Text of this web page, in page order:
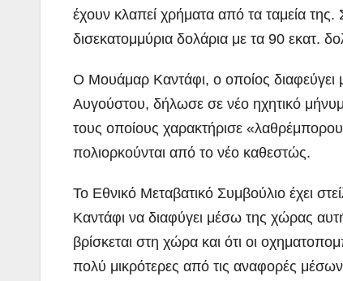
έχουν κλαπεί χρήματα από τα ταμεία της.
δισεκατομμύρια δολάρια με τα 90 εκατ.
Ο Μουάμαρ Καντάφι, ο οποίος
Αυγούστου, δήλωσε σε νέο ηχητικό μήνυμά
τους οποίους χαρακτήρισε
πολιορκούνται από το νέο καθεστώς.
Το Εθνικό Μεταβατικό Συμβούλιο έχει
Καντάφι να διαφύγει μέσω της χώρας
βρίσκεται στη χώρα και ότι οι
πολύ μικρότερες από τις αναφορές